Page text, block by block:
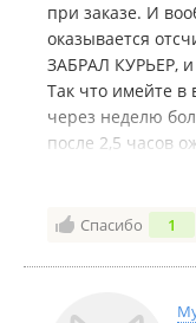
при заказе. И
оказывается
ЗАБРАЛ КУРЬЕР, и
Так что имейте в
через неделю
после 2,5 часов
тоже прописано
ссылаются.. Я к
Спасибо 1